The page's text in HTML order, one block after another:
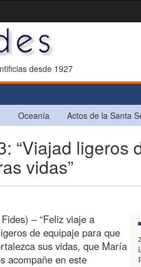
desde 1927
Oceanía Actos de la Santa
“Viajad ligeros
vidas”
– “Feliz viaje a
de equipaje para que
sus vidas, que María
acompañe en este